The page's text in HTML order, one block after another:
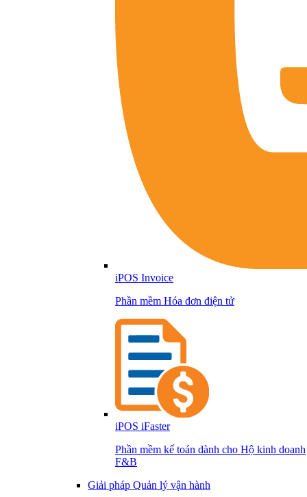
iPOS Invoice
Phần mềm Hóa đơn điện tử
iPOS iFaster
Phần mềm kế toán dành cho Hộ kinh doanh
F&B
Giải pháp Quản lý vận hành